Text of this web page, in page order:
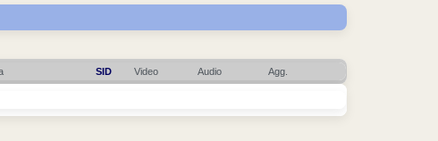
SID Video Audio Agg.